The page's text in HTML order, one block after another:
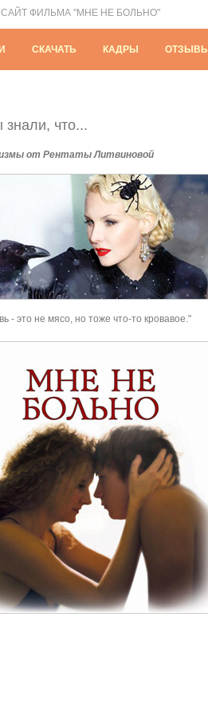
САЙТ ФИЛЬМА "МНЕ НЕ БОЛЬНО"
СКАЧАТЬ КАДРЫ ОТЗЫВЫ
знали, что...
от Рентаты Литвиновой
- это не мясо, но тоже что-то кровавое."